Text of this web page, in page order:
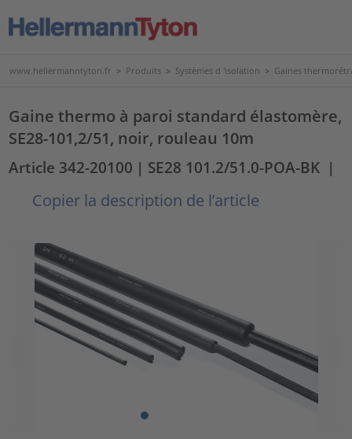
www.hellermanntyton.fr > Produits > Systèmes d 'isolation > Gaines
Gaine thermo à paroi standard élastomère,
SE28-101,2/51, noir, rouleau 10m
Article 342-20100 | SE28 101.2/51.0-POA-BK |
Copier la description de l’article